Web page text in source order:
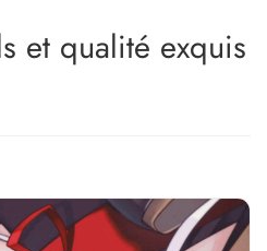
et qualité exquis